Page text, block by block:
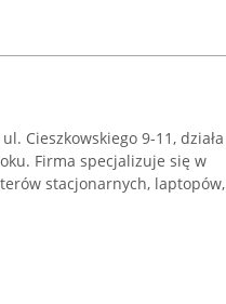
Cieszkowskiego 9-11, działa
Firma specjalizuje się w
stacjonarnych, laptopów,